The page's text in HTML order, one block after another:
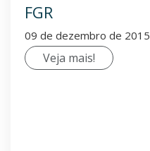
FGR
09 de dezembro de 2015
Veja mais!